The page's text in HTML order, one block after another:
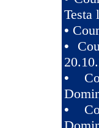
Testa
•
•
•
•